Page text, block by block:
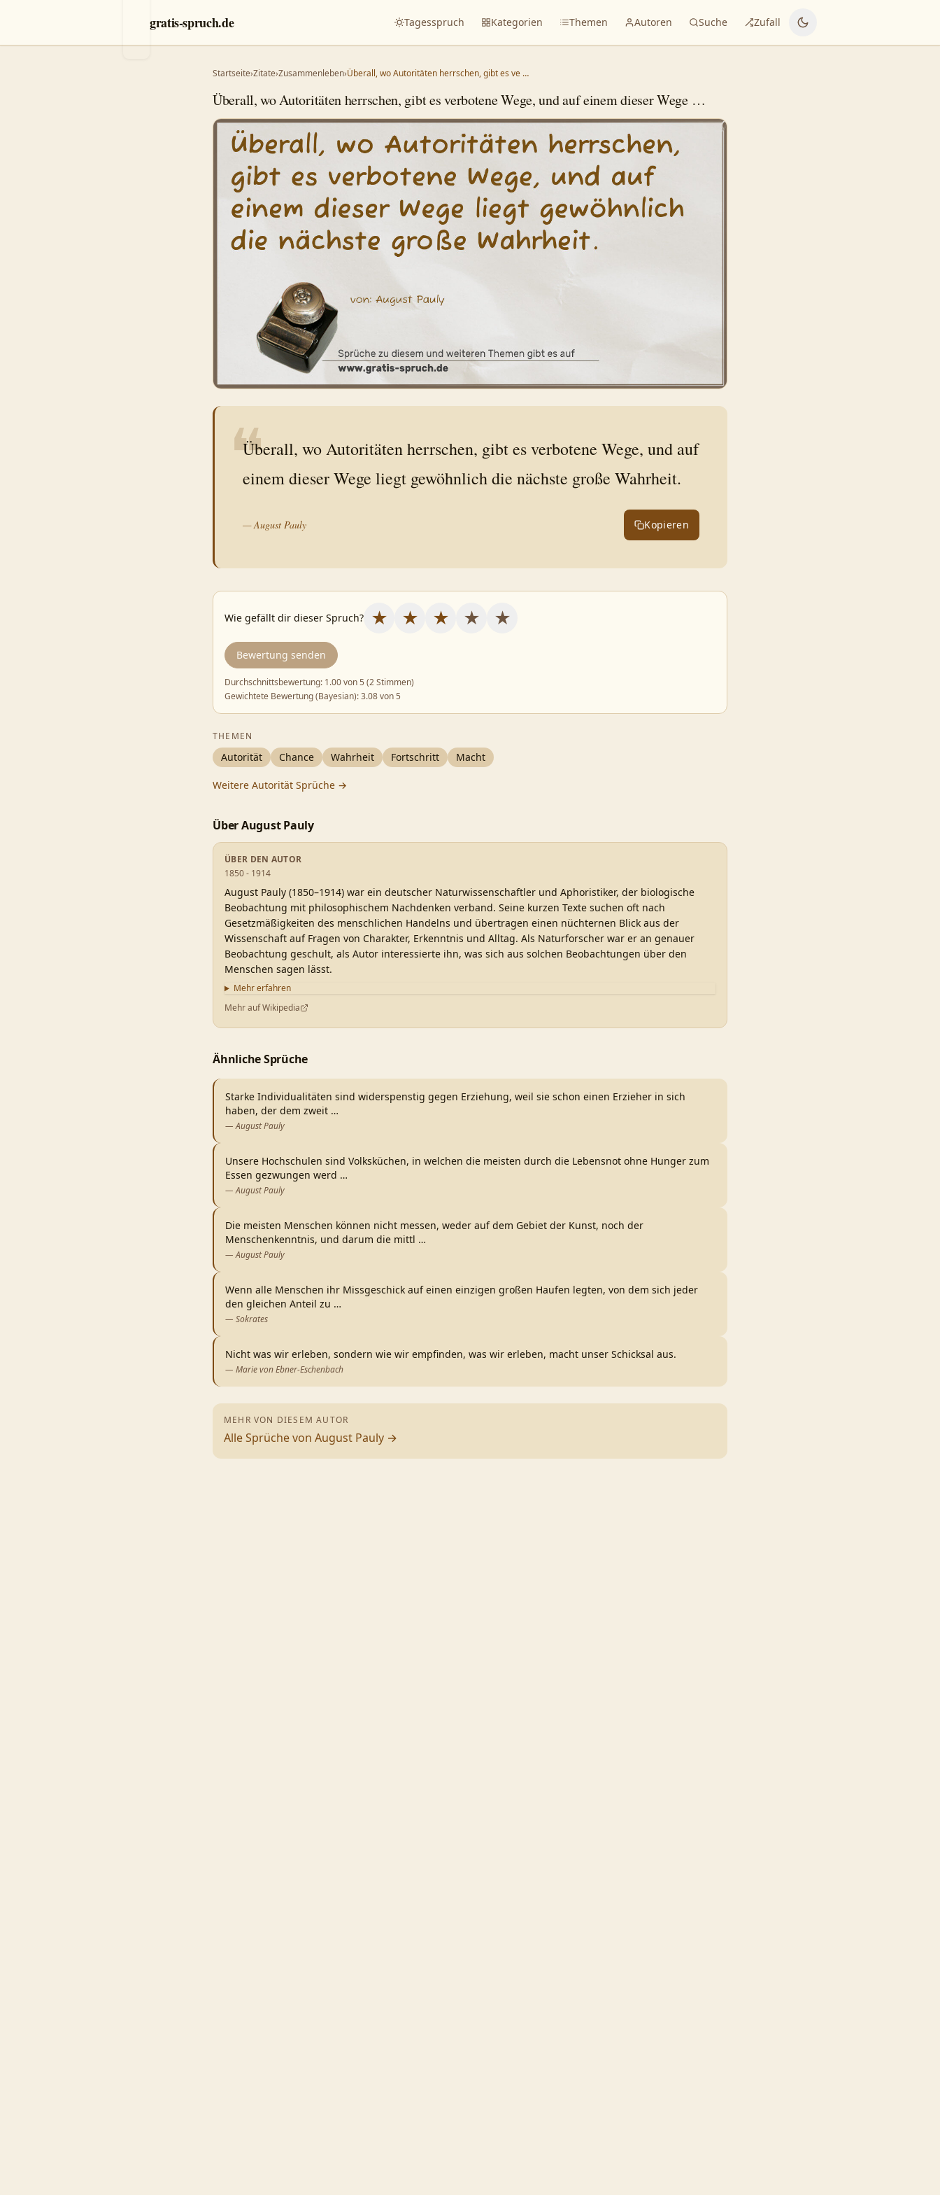
gratis-spruch.de Tagesspruch Kategorien Themen Autoren Suche Zufall
Startseite›Zitate›Zusammenleben›Überall, wo Autoritäten herrschen, gibt es ve …
Überall, wo Autoritäten herrschen, gibt es verbotene Wege, und auf einem dieser Wege …
❝
Überall, wo Autoritäten herrschen, gibt es verbotene Wege, und auf
einem dieser Wege liegt gewöhnlich die nächste große Wahrheit.
—August Pauly Kopieren
Wie gefällt dir dieser Spruch? ★ ★ ★ ★ ★
Bewertung senden
Durchschnittsbewertung: 1.00von 5 (2 Stimmen)
Gewichtete Bewertung (Bayesian):3.08von 5
THEMEN
Autorität Chance Wahrheit Fortschritt Macht
Weitere Autorität Sprüche →
ÜberAugust Pauly
ÜBER DEN AUTOR
1850 - 1914
August Pauly (1850–1914) war ein deutscher Naturwissenschaftler und Aphoristiker, der biologische
Beobachtung mit philosophischem Nachdenken verband. Seine kurzen Texte suchen oft nach
Gesetzmäßigkeiten des menschlichen Handelns und übertragen einen nüchternen Blick aus der
Wissenschaft auf Fragen von Charakter, Erkenntnis und Alltag. Als Naturforscher war er an genauer
Beobachtung geschult, als Autor interessierte ihn, was sich aus solchen Beobachtungen über den
Menschen sagen lässt.
Mehr erfahren
Mehr auf Wikipedia
Ähnliche Sprüche
Starke Individualitäten sind widerspenstig gegen Erziehung, weil sie schon einen Erzieher in sich
haben, der dem zweit …
—August Pauly
Unsere Hochschulen sind Volksküchen, in welchen die meisten durch die Lebensnot ohne Hunger zum
Essen gezwungen werd …
—August Pauly
Die meisten Menschen können nicht messen, weder auf dem Gebiet der Kunst, noch der
Menschenkenntnis, und darum die mittl …
—August Pauly
Wenn alle Menschen ihr Missgeschick auf einen einzigen großen Haufen legten, von dem sich jeder
den gleichen Anteil zu …
— Sokrates
Nicht was wir erleben, sondern wie wir empfinden, was wir erleben, macht unser Schicksal aus.
— Marie von Ebner-Eschenbach
MEHR VON DIESEM AUTOR
Alle Sprüche von August Pauly →